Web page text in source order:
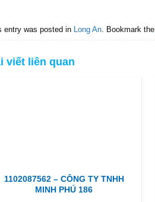
entry was posted in Long An . Bookmark the
viết liên quan
1102087562 – CÔNG TY TNHH
MINH PHÚ 186